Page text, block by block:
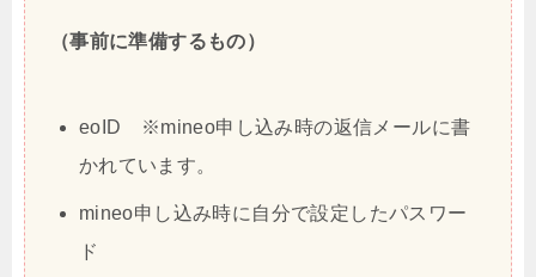
（事前に準備するもの）
eoID ※mineo申し込み時の返信メールに書
かれています。
mineo申し込み時に自分で設定したパスワー
ド